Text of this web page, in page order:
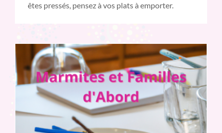
êtes pressés, pensez à vos plats à emporter.